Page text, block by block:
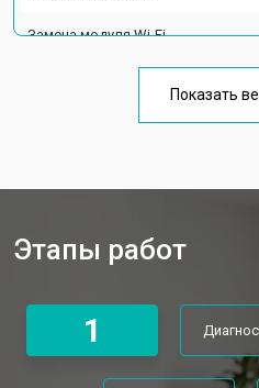
Замена модуля Wi-Fi
Ремонт блока управления
Прошивка телевизора Hisense
Показать
Этапы работ
1